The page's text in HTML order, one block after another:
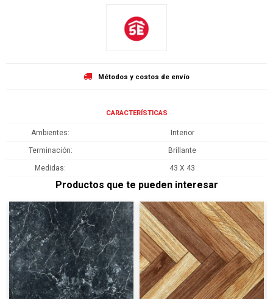
Métodos y costos de envío
CARACTERÍSTICAS
Ambientes Interior
Terminación Brillante
Medidas 43 X 43
Productos que te pueden interesar